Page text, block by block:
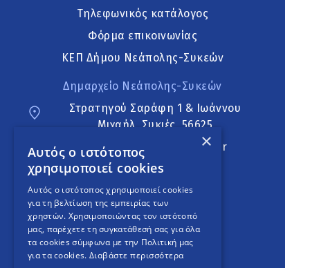
Τηλεφωνικός κατάλογος
Φόρμα επικοινωνίας
ΚΕΠ Δήμου Νεάπολης-Συκεών
Δημαρχείο Νεάπολης-Συκεών
Στρατηγού Σαράφη 1 & Ιωάννου
Μιχαήλ, Συκιές, 56625
neapoli.sykies@ddt.gov.gr
Ακολουθήστε
English Version
An project
×
Αυτός ο ιστότοπος
χρησιμοποιεί cookies
Αυτός ο ιστότοπος χρησιμοποιεί cookies
για τη βελτίωση της εμπειρίας των
χρηστών. Χρησιμοποιώντας τον ιστότοπό
μας, παρέχετε τη συγκατάθεσή σας για όλα
τα cookies σύμφωνα με την Πολιτική μας
για τα cookies. Διαβάστε περισσότερα